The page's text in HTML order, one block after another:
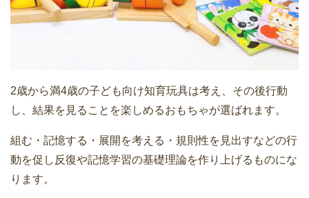
2歳から満4歳の子ども向け知育玩具は考え、その後行動
し、結果を見ることを楽しめるおもちゃが選ばれます。
組む・記憶する・展開を考える・規則性を見出すなどの行
動を促し反復や記憶学習の基礎理論を作り上げるものにな
ります。